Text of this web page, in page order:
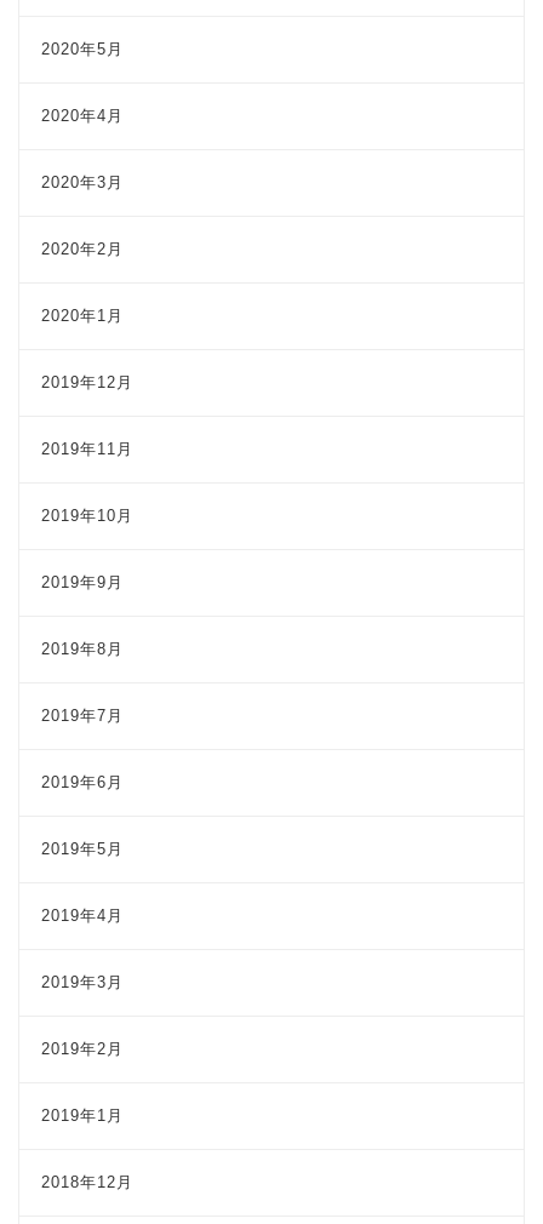
2020年5月
2020年4月
2020年3月
2020年2月
2020年1月
2019年12月
2019年11月
2019年10月
2019年9月
2019年8月
2019年7月
2019年6月
2019年5月
2019年4月
2019年3月
2019年2月
2019年1月
2018年12月